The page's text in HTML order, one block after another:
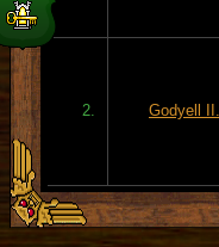
2. Godyell II.